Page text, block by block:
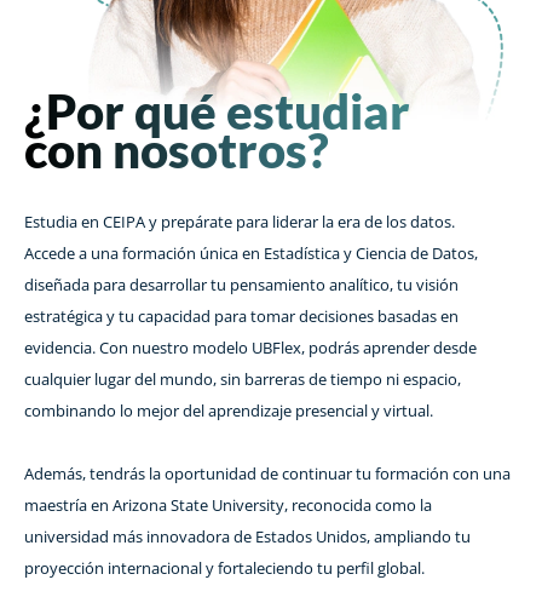
¿Por qué estudiar
con nosotros?
Estudia en CEIPA y prepárate para liderar la era de los datos.
Accede a una formación única en Estadística y Ciencia de Datos,
diseñada para desarrollar tu pensamiento analítico, tu visión
estratégica y tu capacidad para tomar decisiones basadas en
evidencia. Con nuestro modelo UBFlex, podrás aprender desde
cualquier lugar del mundo, sin barreras de tiempo ni espacio,
combinando lo mejor del aprendizaje presencial y virtual.
Además, tendrás la oportunidad de continuar tu formación con una
maestría en Arizona State University, reconocida como la
universidad más innovadora de Estados Unidos, ampliando tu
proyección internacional y fortaleciendo tu perfil global.